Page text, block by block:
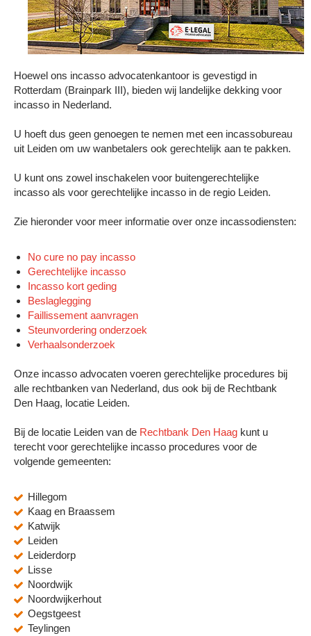
Hoewel ons incasso advocatenkantoor is gevestigd in
Rotterdam (Brainpark III), bieden wij landelijke dekking voor
incasso in Nederland.
U hoeft dus geen genoegen te nemen met een incassobureau
uit Leiden om uw wanbetalers ook gerechtelijk aan te pakken.
U kunt ons zowel inschakelen voor buitengerechtelijke
incasso als voor gerechtelijke incasso in de regio Leiden.
Zie hieronder voor meer informatie over onze incassodiensten:
No cure no pay incasso
Gerechtelijke incasso
Incasso kort geding
Beslaglegging
Faillissement aanvragen
Steunvordering onderzoek
Verhaalsonderzoek
Onze incasso advocaten voeren gerechtelijke procedures bij
alle rechtbanken van Nederland, dus ook bij de Rechtbank
Den Haag, locatie Leiden.
Bij de locatie Leiden van de Rechtbank Den Haag kunt u
terecht voor gerechtelijke incasso procedures voor de
volgende gemeenten:
Hillegom
Kaag en Braassem
Katwijk
Leiden
Leiderdorp
Lisse
Noordwijk
Noordwijkerhout
Oegstgeest
Teylingen